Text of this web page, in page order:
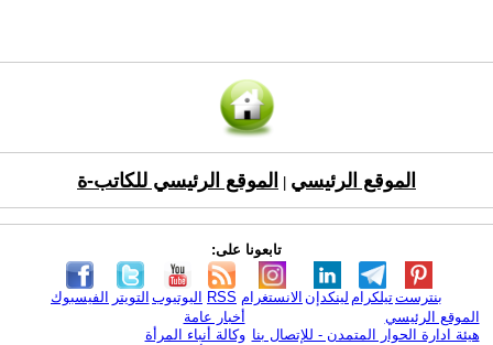
الموقع الرئيسي الموقع الرئيسي للكاتب-ة
تابعونا على:
الفيسبوك التويتر اليوتيوب RSS الانستغرام لينكدإن تيلكرامبنترست
الموقع الرئيسي
هيئة ادارة الحوار المتمدن - للإتصال بنا
أخبار عامة
وكالة أنباء المرأة